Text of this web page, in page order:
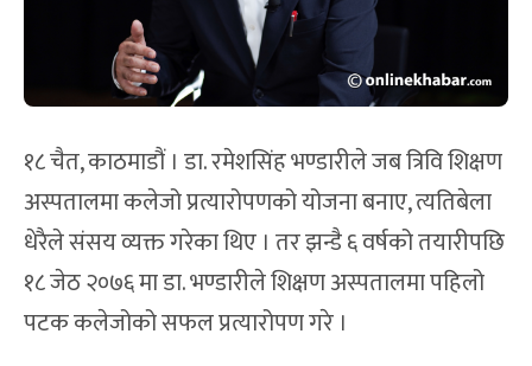
१८ चैत, काठमाडौं । डा. रमेशसिंह भण्डारीले जब त्रिवि शिक्षण
अस्पतालमा कलेजो प्रत्यारोपणको योजना बनाए, त्यतिबेला
धेरैले संसय व्यक्त गरेका थिए । तर झन्डै ६ वर्षको तयारीपछि
१८ जेठ २०७६ मा डा. भण्डारीले शिक्षण अस्पतालमा पहिलो
पटक कलेजोको सफल प्रत्यारोपण गरे ।